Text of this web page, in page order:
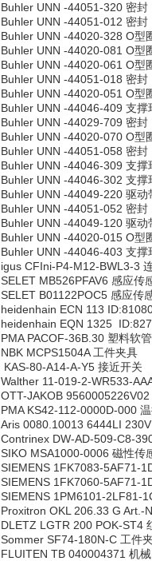
Buhler UNN -44051-320 密封
Buhler UNN -44051-012 密封
Buhler UNN -44020-328 O型
Buhler UNN -44020-081 O型
Buhler UNN -44020-061 O型
Buhler UNN -44051-018 密封
Buhler UNN -44020-051 O型
Buhler UNN -44046-409 支撑
Buhler UNN -44029-709 密封
Buhler UNN -44020-070 O型
Buhler UNN -44051-058 密封
Buhler UNN -44046-309 支撑
Buhler UNN -44046-302 支撑
Buhler UNN -44049-220 驱动
Buhler UNN -44051-052 密封
Buhler UNN -44049-120 驱动
Buhler UNN -44020-015 O型
Buhler UNN -44046-403 支撑
igus CFIni-P4-M12-BWL3-3
SELET MB526PFAV6 感应传
SELET B01122POC5 感应传
heidenhain ECN 113
heidenhain EQN 1325
PMA PACOF-36B.30 塑料软管
NBK MCPS1504A 工件夹具
KAS-80-A14-A-Y5 接近开关
Walther 11-019-2-WR533-
OTT-JAKOB 9560005226V02
PMA KS42-112-0000D-000
Aris 0080.10013 6444LI
Contrinex DW-AD-509-C8-
SIKO MSA1000-0006 磁性传
SIEMENS 1FK7083-5AF71-
SIEMENS 1FK7060-5AF71-
SIEMENS 1PM6101-2LF81-
Proxitron OKL 206.33 G Art.-
DLETZ LGTR 200 POK-ST4
Sommer SF74-180N-C 工件
FLUITEN TB 040004371 机